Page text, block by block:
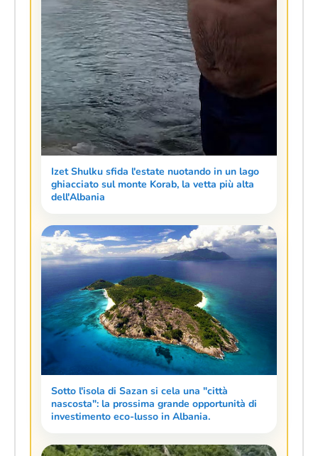
Izet Shulku sfida l'estate nuotando in un lago
ghiacciato sul monte Korab, la vetta più alta
dell'Albania
Sotto l'isola di Sazan si cela una "città
nascosta": la prossima grande opportunità di
investimento eco-lusso in Albania.